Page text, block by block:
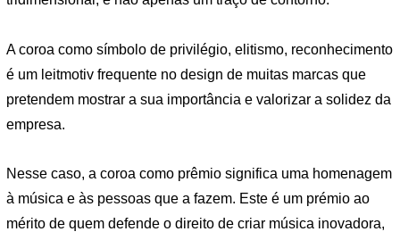
A coroa como símbolo de privilégio, elitismo, reconhecimento
é um leitmotiv frequente no design de muitas marcas que
pretendem mostrar a sua importância e valorizar a solidez da
empresa.
Nesse caso, a coroa como prêmio significa uma homenagem
à música e às pessoas que a fazem. Este é um prémio ao
mérito de quem defende o direito de criar música inovadora,